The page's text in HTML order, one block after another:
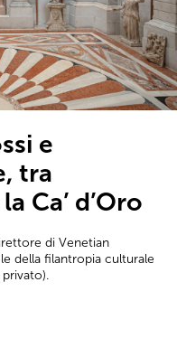
e
tra
Ca’ d’Oro
di Venetian
della filantropia culturale